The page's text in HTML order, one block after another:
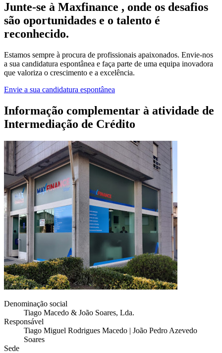
Junte-se à Maxfinance , onde os desafios
são oportunidades e o talento é
reconhecido.
Estamos sempre à procura de profissionais apaixonados. Envie-nos
a sua candidatura espontânea e faça parte de uma equipa inovadora
que valoriza o crescimento e a excelência.
Envie a sua candidatura espontânea
Informação complementar à atividade de
Intermediação de Crédito
Denominação social
Tiago Macedo & João Soares, Lda.
Responsável
Tiago Miguel Rodrigues Macedo | João Pedro Azevedo
Soares
Sede